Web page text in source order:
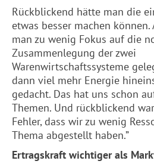
Rückblickend hätte man die
etwas besser machen
man zu wenig Fokus auf die
Zusammenlegung der zwei
Warenwirtschaftssysteme
dann viel mehr Energie
gedacht. Das hat uns schon
Themen. Und rückblickend
Fehler, dass wir zu wenig
Thema abgestellt haben.”
Ertragskraft wichtiger als